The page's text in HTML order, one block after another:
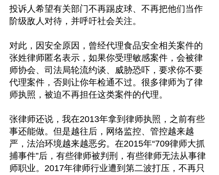
投诉人希望有关部门不再踢皮球、不再把他们当作
阶级敌人对待，并呼吁社会关注。
对此，因安全原因，曾经代理食品安全相关案件的
张姓律师匿名表示，如果你受理敏感案件，会被律
师协会、司法局轮流约谈、威胁恐吓，要求你不要
代理案件，否则让你年检通不过。很多律师为了律
师执照，被迫不再担任这类案件的代理。
张律师还说，我在2013年拿到律师执照，之前有些
事还能做。但是越往后，网络监控、管控越来越
严，法治环境越来越恶劣。在2015年“709律师大抓
捕事件”后，有些律师被判刑，有些律师无法从事律
师职业。2017年律师行业遭到第二波打压，不再只